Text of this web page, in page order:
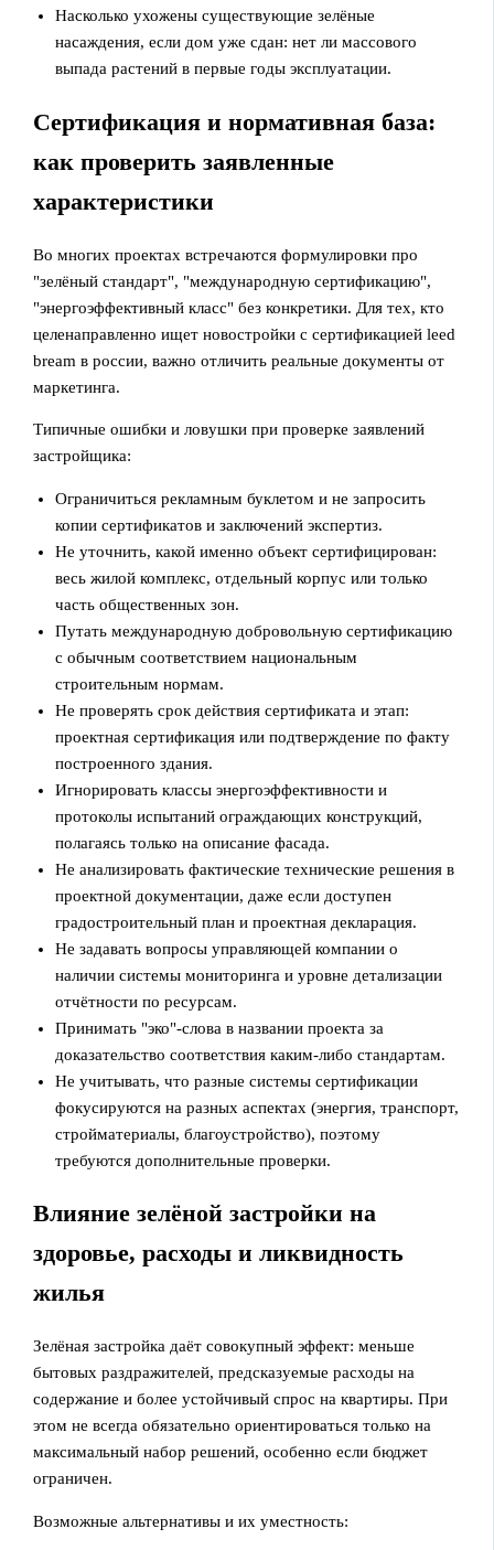
Насколько ухожены существующие зелёные
насаждения, если дом уже сдан: нет ли массового
выпада растений в первые годы эксплуатации.
Сертификация и нормативная база:
как проверить заявленные
характеристики
Во многих проектах встречаются формулировки про
"зелёный стандарт", "международную сертификацию",
"энергоэффективный класс" без конкретики. Для тех, кто
целенаправленно ищет новостройки с сертификацией leed
bream в россии, важно отличить реальные документы от
маркетинга.
Типичные ошибки и ловушки при проверке заявлений
застройщика:
Ограничиться рекламным буклетом и не запросить
копии сертификатов и заключений экспертиз.
Не уточнить, какой именно объект сертифицирован:
весь жилой комплекс, отдельный корпус или только
часть общественных зон.
Путать международную добровольную сертификацию
с обычным соответствием национальным
строительным нормам.
Не проверять срок действия сертификата и этап:
проектная сертификация или подтверждение по факту
построенного здания.
Игнорировать классы энергоэффективности и
протоколы испытаний ограждающих конструкций,
полагаясь только на описание фасада.
Не анализировать фактические технические решения в
проектной документации, даже если доступен
градостроительный план и проектная декларация.
Не задавать вопросы управляющей компании о
наличии системы мониторинга и уровне детализации
отчётности по ресурсам.
Принимать "эко"-слова в названии проекта за
доказательство соответствия каким-либо стандартам.
Не учитывать, что разные системы сертификации
фокусируются на разных аспектах (энергия, транспорт,
стройматериалы, благоустройство), поэтому
требуются дополнительные проверки.
Влияние зелёной застройки на
здоровье, расходы и ликвидность
жилья
Зелёная застройка даёт совокупный эффект: меньше
бытовых раздражителей, предсказуемые расходы на
содержание и более устойчивый спрос на квартиры. При
этом не всегда обязательно ориентироваться только на
максимальный набор решений, особенно если бюджет
ограничен.
Возможные альтернативы и их уместность: